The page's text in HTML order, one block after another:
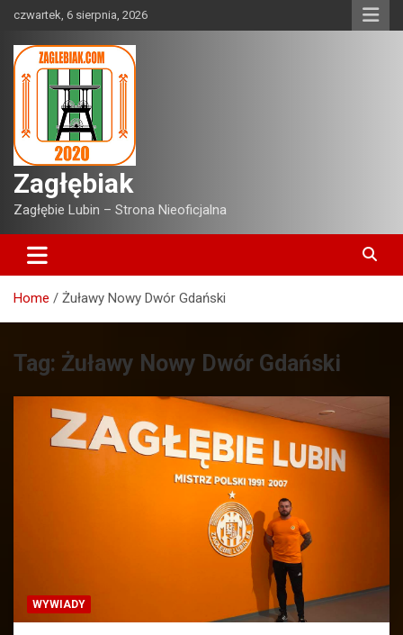
content
czwartek, 6 sierpnia, 2026
Zagłębiak
Zagłębie Lubin – Strona Nieoficjalna
Home Żuławy Nowy Dwór Gdański
Tag: Żuławy Nowy Dwór Gdański
WYWIADY